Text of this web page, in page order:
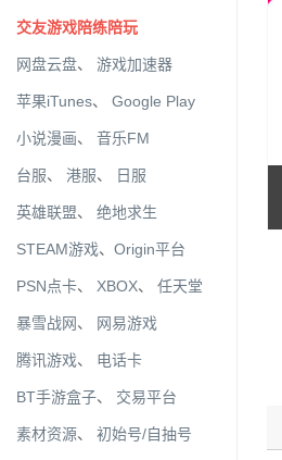
交友游戏陪练陪玩
网盘云盘、 游戏加速器
苹果iTunes、 Google Play
小说漫画、 音乐FM
台服、 港服、 日服
英雄联盟、 绝地求生
STEAM游戏、 Origin平台
PSN点卡、 XBOX、 任天堂
暴雪战网、 网易游戏
腾讯游戏、 电话卡
BT手游盒子、 交易平台
素材资源、 初始号/自抽号